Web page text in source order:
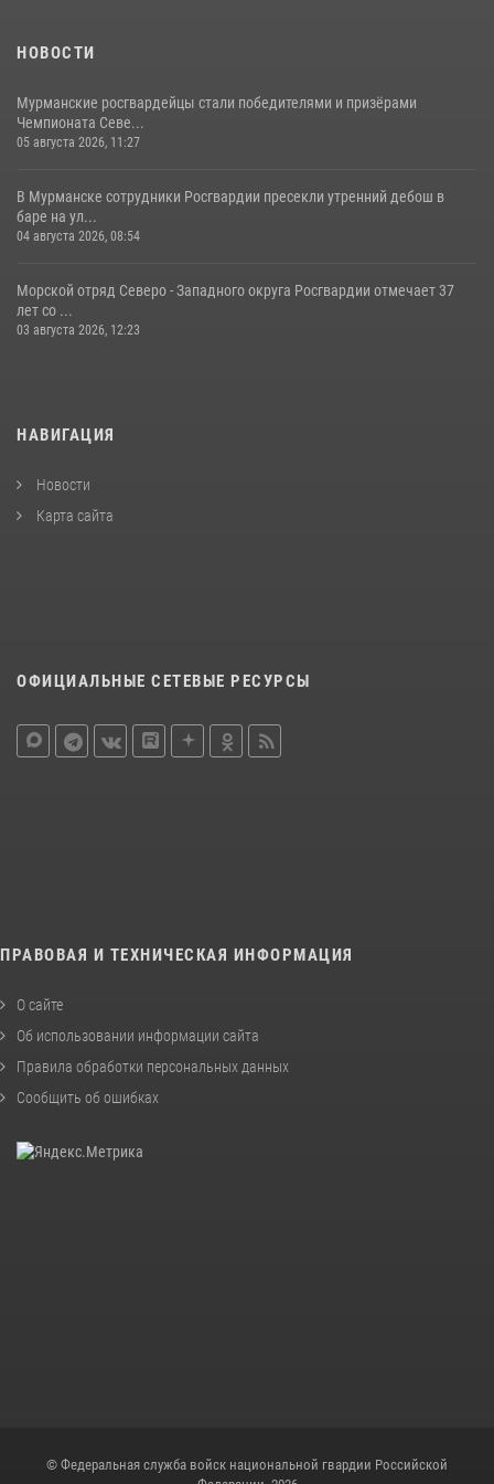
НОВОСТИ
Мурманские росгвардейцы стали победителями и призёрами
Чемпионата Севе...
05 августа 2026, 11:27
В Мурманске сотрудники Росгвардии пресекли утренний дебош в
баре на ул...
04 августа 2026, 08:54
Морской отряд Северо - Западного округа Росгвардии отмечает 37
лет со ...
03 августа 2026, 12:23
НАВИГАЦИЯ
Новости
Карта сайта
ОФИЦИАЛЬНЫЕ СЕТЕВЫЕ РЕСУРСЫ
ПРАВОВАЯ И ТЕХНИЧЕСКАЯ ИНФОРМАЦИЯ
О сайте
Об использовании информации сайта
Правила обработки персональных данных
Сообщить об ошибках
© Федеральная служба войск национальной гвардии Российской